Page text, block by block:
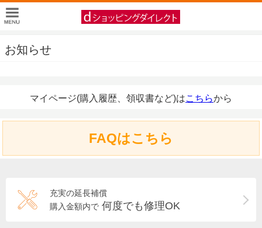
お知らせ
マイページ(購入履歴、領収書など)はこちらから
FAQはこちら
充実の延長補償
購入金額内で 何度でも修理OK